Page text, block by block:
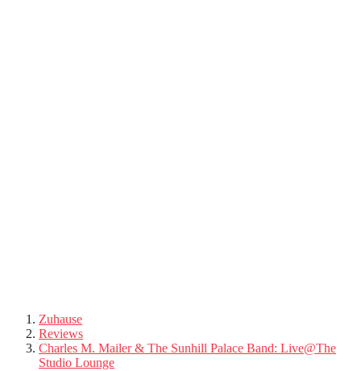
Zuhause
Reviews
Charles M. Mailer & The Sunhill Palace Band: Live@The
Studio Lounge